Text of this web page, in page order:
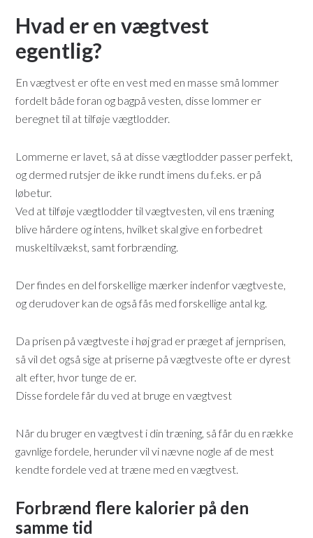
Hvad er en vægtvest
egentlig?
En vægtvest er ofte en vest med en masse små lommer
fordelt både foran og bagpå vesten, disse lommer er
beregnet til at tilføje vægtlodder.
Lommerne er lavet, så at disse vægtlodder passer perfekt,
og dermed rutsjer de ikke rundt imens du f.eks. er på
løbetur.
Ved at tilføje vægtlodder til vægtvesten, vil ens træning
blive hårdere og intens, hvilket skal give en forbedret
muskeltilvækst, samt forbrænding.
Der findes en del forskellige mærker indenfor vægtveste,
og derudover kan de også fås med forskellige antal kg.
Da prisen på vægtveste i høj grad er præget af jernprisen,
så vil det også sige at priserne på vægtveste ofte er dyrest
alt efter, hvor tunge de er.
Disse fordele får du ved at bruge en vægtvest
Når du bruger en vægtvest i din træning, så får du en række
gavnlige fordele, herunder vil vi nævne nogle af de mest
kendte fordele ved at træne med en vægtvest.
Forbrænd flere kalorier på den
samme tid